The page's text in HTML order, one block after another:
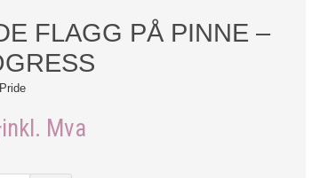
FLAGG PÅ PINNE –
Pride
inkl. Mva